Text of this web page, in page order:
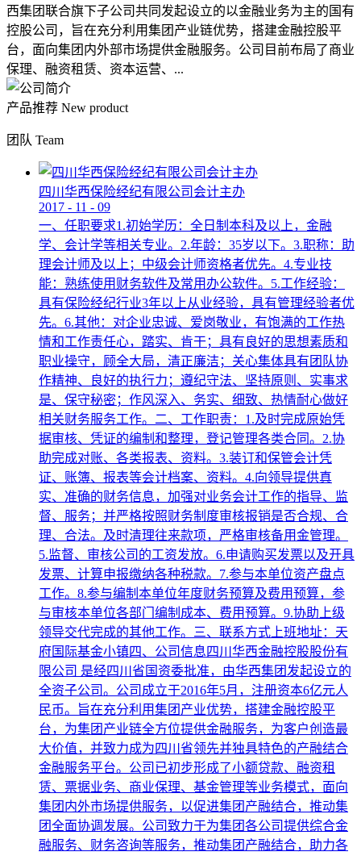
西集团联合旗下子公司共同发起设立的以金融业务为主的国有
控股公司，旨在充分利用集团产业链优势，搭建金融控股平
台，面向集团内外部市场提供金融服务。公司目前布局了商业
保理、融资租赁、资本运营、...
产品推荐 New product
团队 Team
四川华西保险经纪有限公司会计主办
2017 - 11 - 09
一、任职要求1.初始学历：全日制本科及以上，金融
学、会计学等相关专业。2.年龄：35岁以下。3.职称：助
理会计师及以上；中级会计师资格者优先。4.专业技
能：熟练使用财务软件及常用办公软件。5.工作经验：
具有保险经纪行业3年以上从业经验，具有管理经验者优
先。6.其他：对企业忠诚、爱岗敬业，有饱满的工作热
情和工作责任心，踏实、肯干；具有良好的思想素质和
职业操守，顾全大局，清正廉洁；关心集体具有团队协
作精神、良好的执行力；遵纪守法、坚持原则、实事求
是、保守秘密；作风深入、务实、细致、热情耐心做好
相关财务服务工作。二、工作职责：1.及时完成原始凭
据审核、凭证的编制和整理，登记管理各类合同。2.协
助完成对账、各类报表、资料。3.装订和保管会计凭
证、账簿、报表等会计档案、资料。4.向领导提供真
实、准确的财务信息，加强对业务会计工作的指导、监
督、服务；并严格按照财务制度审核报销是否合规、合
理、合法。及时清理往来款项，严格审核备用金管理。
5.监督、审核公司的工资发放。6.申请购买发票以及开具
发票、计算申报缴纳各种税款。7.参与本单位资产盘点
工作。8.参与编制本单位年度财务预算及费用预算，参
与审核本单位各部门编制成本、费用预算。9.协助上级
领导交代完成的其他工作。三、联系方式上班地址：天
府国际基金小镇四、公司信息四川华西金融控股股份有
限公司 是经四川省国资委批准，由华西集团发起设立的
全资子公司。公司成立于2016年5月，注册资本6亿元人
民币。旨在充分利用集团产业优势，搭建金融控股平
台，为集团产业链全方位提供金融服务，为客户创造最
大价值，并致力成为四川省领先并独具特色的产融结合
金融服务平台。公司已初步形成了小额贷款、融资租
赁、票据业务、商业保理、基金管理等业务模式，面向
集团内外市场提供服务，以促进集团产融结合，推动集
团全面协调发展。公司致力于为集团各公司提供综合金
融服务、财务咨询等服务，推动集团产融结合，助力各